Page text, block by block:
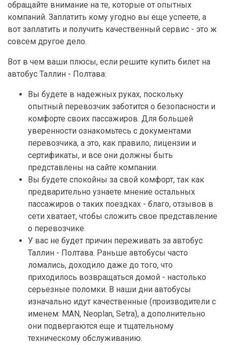
обращайте внимание на те, которые от опытных
компаний. Заплатить кому угодно вы еще успеете, а
вот заплатить и получить качественный сервис - это ж
совсем другое дело.
Вот в чем ваши плюсы, если решите купить билет на
автобус Таллин - Полтава:
Вы будете в надежных руках, поскольку
опытный перевозчик заботится о безопасности и
комфорте своих пассажиров. Для большей
уверенности ознакомьтесь с документами
перевозчика, а это, как правило, лицензии и
сертификаты, и все они должны быть
представлены на сайте компании.
Вы будете спокойны за свой комфорт, так как
предварительно узнаете мнение остальных
пассажиров о таких поездках - благо, отзывов в
сети хватает, чтобы сложить свое представление
о перевозчике.
У вас не будет причин переживать за автобус
Таллин - Полтава. Раньше автобусы часто
ломались, доходило даже до того, что
приходилось возвращаться домой - настолько
серьезные поломки. В наши дни автобусы
изначально идут качественные (производители с
именем: MAN, Neoplan, Setra), а дополнительно
они подвергаются еще и тщательному
техническому обслуживанию.